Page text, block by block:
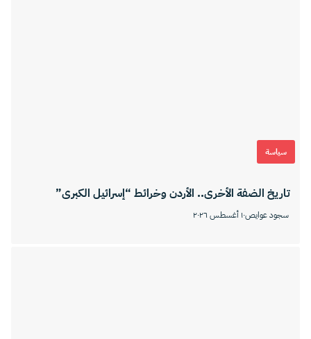
سياسة
تاريخ الضفة الأخرى.. الأردن وخرائط “إسرائيل الكبرى”
سجود عوايص١٠ أغسطس ٢٠٢٦